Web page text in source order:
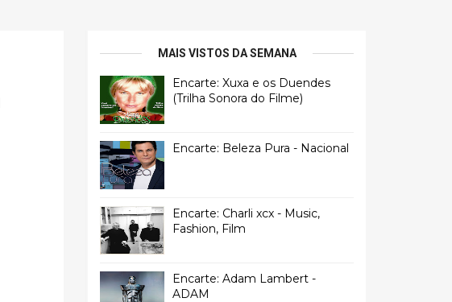
MAIS VISTOS DA SEMANA
Encarte: Xuxa e os Duendes
(Trilha Sonora do Filme)
Encarte: Beleza Pura - Nacional
Encarte: Charli xcx - Music,
Fashion, Film
Encarte: Adam Lambert -
ADAM